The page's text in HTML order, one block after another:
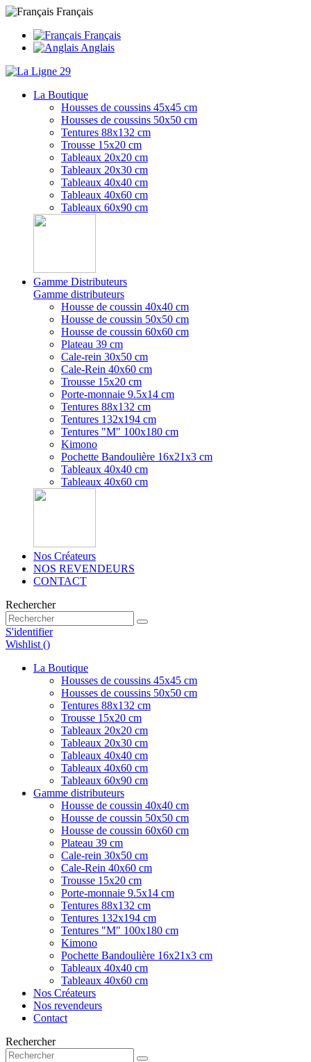
Français
Français
Anglais
La Boutique
Housses de coussins 45x45 cm
Housses de coussins 50x50 cm
Tentures 88x132 cm
Trousse 15x20 cm
Tableaux 20x20 cm
Tableaux 20x30 cm
Tableaux 40x40 cm
Tableaux 40x60 cm
Tableaux 60x90 cm
Gamme Distributeurs
Gamme distributeurs
Housse de coussin 40x40 cm
Housse de coussin 50x50 cm
Housse de coussin 60x60 cm
Plateau 39 cm
Cale-rein 30x50 cm
Cale-Rein 40x60 cm
Trousse 15x20 cm
Porte-monnaie 9.5x14 cm
Tentures 88x132 cm
Tentures 132x194 cm
Tentures "M" 100x180 cm
Kimono
Pochette Bandoulière 16x21x3 cm
Tableaux 40x40 cm
Tableaux 40x60 cm
Nos Créateurs
NOS REVENDEURS
CONTACT
Rechercher
S'identifier
Wishlist ()
La Boutique
Housses de coussins 45x45 cm
Housses de coussins 50x50 cm
Tentures 88x132 cm
Trousse 15x20 cm
Tableaux 20x20 cm
Tableaux 20x30 cm
Tableaux 40x40 cm
Tableaux 40x60 cm
Tableaux 60x90 cm
Gamme distributeurs
Housse de coussin 40x40 cm
Housse de coussin 50x50 cm
Housse de coussin 60x60 cm
Plateau 39 cm
Cale-rein 30x50 cm
Cale-Rein 40x60 cm
Trousse 15x20 cm
Porte-monnaie 9.5x14 cm
Tentures 88x132 cm
Tentures 132x194 cm
Tentures "M" 100x180 cm
Kimono
Pochette Bandoulière 16x21x3 cm
Tableaux 40x40 cm
Tableaux 40x60 cm
Nos Créateurs
Nos revendeurs
Contact
Rechercher